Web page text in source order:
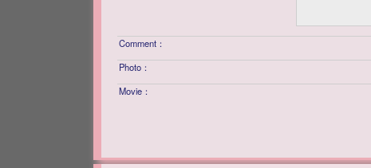
Comment：
Photo：
Movie：